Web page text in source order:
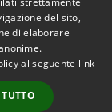
2026 • Comune di
• Powered by
•Accesso
del sito,
di elaborare
al seguente link